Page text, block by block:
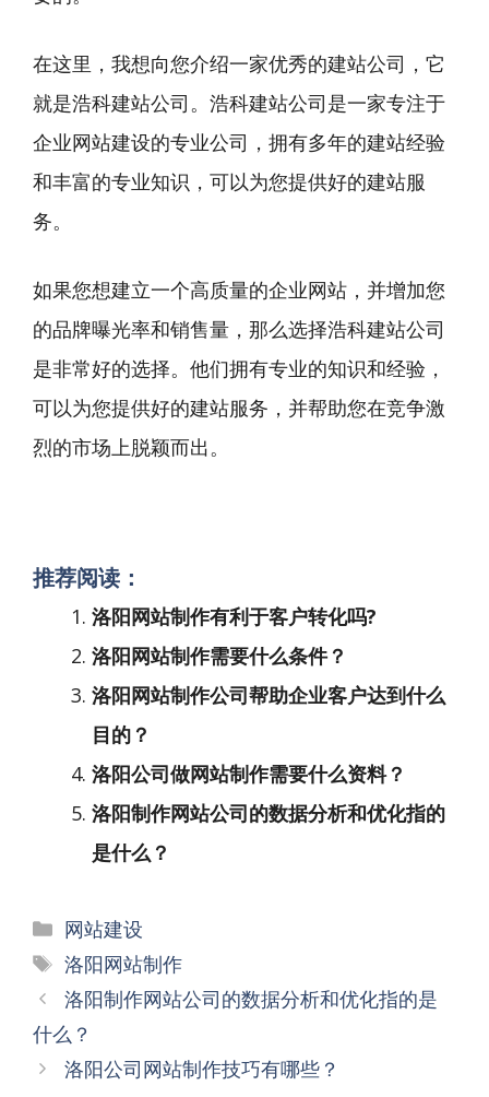
在这里，我想向您介绍一家优秀的建站公司，它
就是浩科建站公司。浩科建站公司是一家专注于
企业网站建设的专业公司，拥有多年的建站经验
和丰富的专业知识，可以为您提供好的建站服
务。
如果您想建立一个高质量的企业网站，并增加您
的品牌曝光率和销售量，那么选择浩科建站公司
是非常好的选择。他们拥有专业的知识和经验，
可以为您提供好的建站服务，并帮助您在竞争激
烈的市场上脱颖而出。
推荐阅读：
洛阳网站制作有利于客户转化吗?
洛阳网站制作需要什么条件？
洛阳网站制作公司帮助企业客户达到什么
目的？
洛阳公司做网站制作需要什么资料？
洛阳制作网站公司的数据分析和优化指的
是什么？
分
类
网站建设
标
签
洛阳网站制作
文
章
导
航
洛阳制作网站公司的数据分析和优化指的是
什么？
洛阳公司网站制作技巧有哪些？